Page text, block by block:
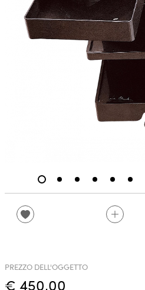
PREZZO DELL'OGGETTO
€ 450,00